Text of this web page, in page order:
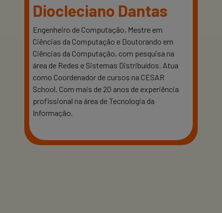
Diocleciano Dantas
Engenheiro de Computação, Mestre em
Ciências da Computação e Doutorando em
Ciências da Computação, com pesquisa na
área de Redes e Sistemas Distribuídos. Atua
como Coordenador de cursos na CESAR
School. Com mais de 20 anos de experiência
profissional na área de Tecnologia da
Informação.